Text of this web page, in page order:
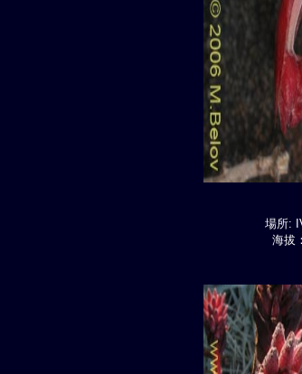
場所:
海拔